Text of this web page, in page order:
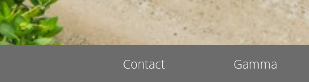
Contact Gamma